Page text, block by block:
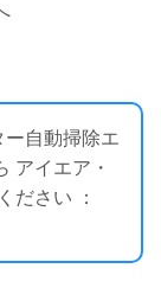
ー自動掃除エ
アイエア・
ださい ：